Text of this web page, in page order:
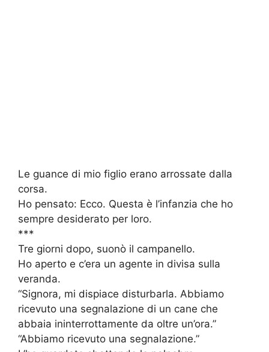
Le guance di mio figlio erano arrossate dalla
corsa.
Ho pensato: Ecco. Questa è l’infanzia che ho
sempre desiderato per loro.
***
Tre giorni dopo, suonò il campanello.
Ho aperto e c’era un agente in divisa sulla
veranda.
“Signora, mi dispiace disturbarla. Abbiamo
ricevuto una segnalazione di un cane che
abbaia ininterrottamente da oltre un’ora.”
“Abbiamo ricevuto una segnalazione.”